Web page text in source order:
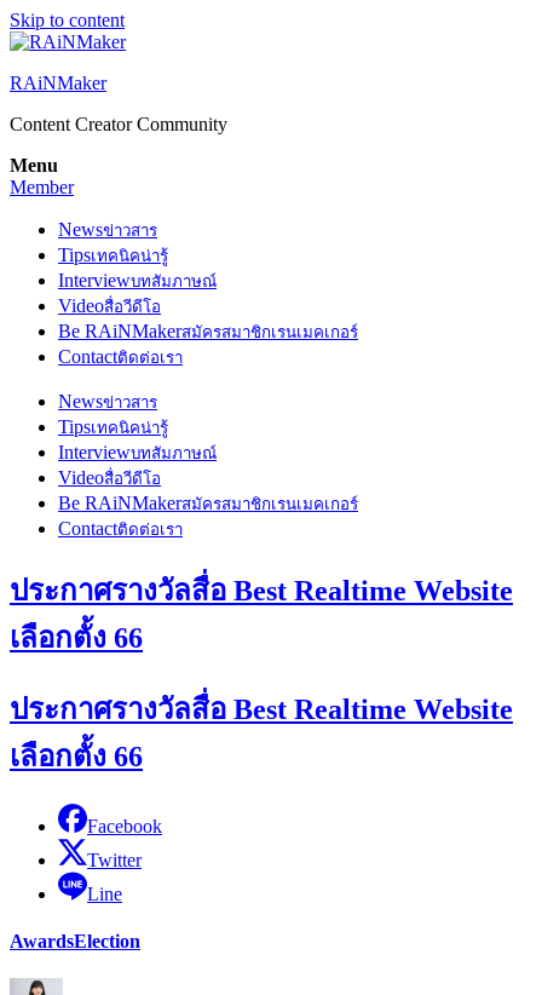
Skip to content
RAiNMaker
Content Creator Community
Menu
Member
Newsข่าวสาร
Tipsเทคนิคน่ารู้
Interviewบทสัมภาษณ์
Videoสื่อวีดีโอ
Be RAiNMakerสมัครสมาชิกเรนเมคเกอร์
Contactติดต่อเรา
Newsข่าวสาร
Tipsเทคนิคน่ารู้
Interviewบทสัมภาษณ์
Videoสื่อวีดีโอ
Be RAiNMakerสมัครสมาชิกเรนเมคเกอร์
Contactติดต่อเรา
ประกาศรางวัลสื่อ Best Realtime Website
เลือกตั้ง 66
ประกาศรางวัลสื่อ Best Realtime Website
เลือกตั้ง 66
Facebook
Twitter
Line
AwardsElection